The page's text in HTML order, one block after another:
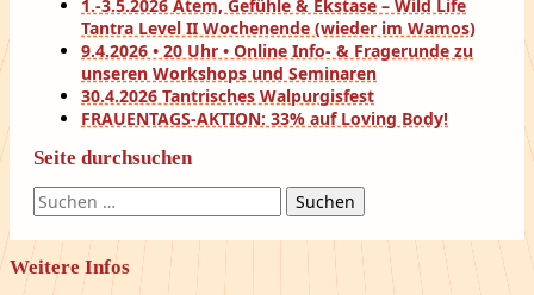
1.-3.5.2026 Atem, Gefühle & Ekstase – Wild Life
Tantra Level II Wochenende (wieder im Wamos)
9.4.2026 • 20 Uhr • Online Info- & Fragerunde zu
unseren Workshops und Seminaren
30.4.2026 Tantrisches Walpurgisfest
FRAUENTAGS-AKTION: 33% auf Loving Body!
Seite durchsuchen
Suchen
nach:
Weitere Infos